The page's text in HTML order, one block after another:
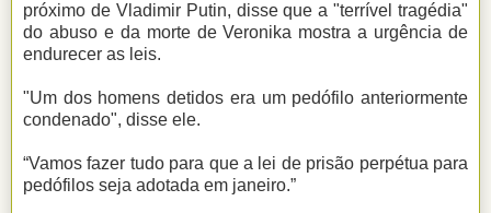
próximo de Vladimir Putin, disse que a "terrível tragédia"
do abuso e da morte de Veronika mostra a urgência de
endurecer as leis.
"Um dos homens detidos era um pedófilo anteriormente
condenado", disse ele.
“Vamos fazer tudo para que a lei de prisão perpétua para
pedófilos seja adotada em janeiro.”